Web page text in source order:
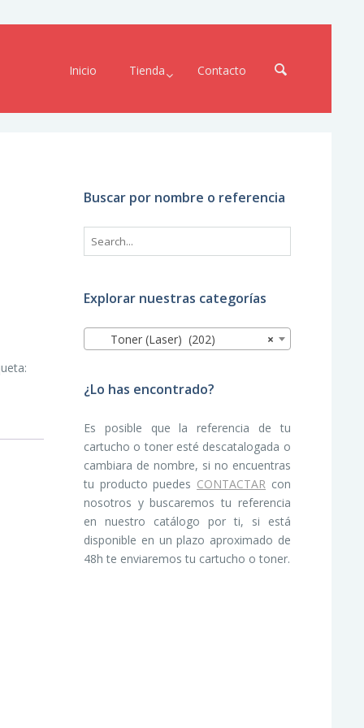
Inicio Tienda Contacto
Buscar por nombre o referencia
Explorar nuestras categorías
×
Toner (Laser) (202)
¿Lo has encontrado?
Es posible que la referencia de tu
cartucho o toner esté descatalogada o
cambiara de nombre, si no encuentras
tu producto puedes CONTACTAR con
nosotros y buscaremos tu referencia
en nuestro catálogo por ti, si está
disponible en un plazo aproximado de
48h te enviaremos tu cartucho o toner.